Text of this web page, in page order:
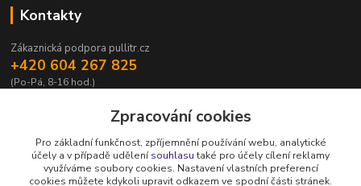
Kontakty
Zákaznická podpora pullitr.cz
+420 604 267 825
(Po-Pá, 8-16 hod.)
Zpracování cookies
Pro základní funkčnost, zpříjemnění používání webu, analytické
účely a v případě udělenísouhlasutaké pro účely cílení reklamy
využíváme soubory cookies. Nastavení vlastních preferencí
cookies můžete kdykoli upravit odkazem ve spodní části stránek.